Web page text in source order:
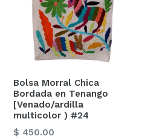
Bolsa Morral Chica
Bordada en Tenango
[Venado/ardilla
multicolor ) #24
Precio
$ 450.00